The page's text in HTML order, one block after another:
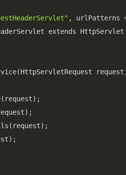
, urlPatterns
extends